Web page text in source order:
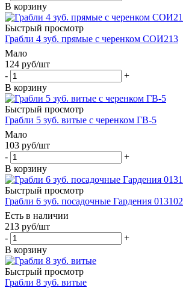
В корзину
Быстрый просмотр
Грабли 4 зуб. прямые с черенком СОИ213
Мало
124 руб/шт
-
+
В корзину
Быстрый просмотр
Грабли 5 зуб. витые с черенком ГВ-5
Мало
103 руб/шт
-
+
В корзину
Быстрый просмотр
Грабли 6 зуб. посадочные Гардения 013102
Есть в наличии
213 руб/шт
-
+
В корзину
Быстрый просмотр
Грабли 8 зуб. витые